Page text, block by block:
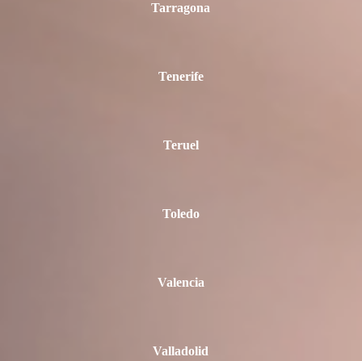
Tarragona
Tenerife
Teruel
Toledo
Valencia
Valladolid